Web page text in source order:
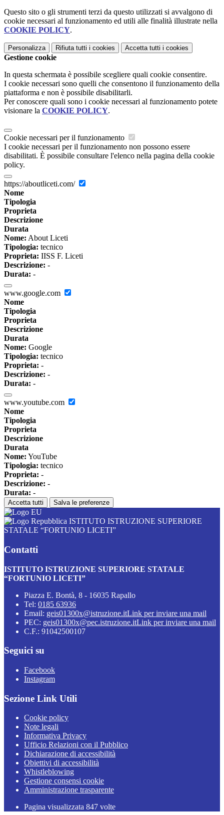
Questo sito o gli strumenti terzi da questo utilizzati si avvalgono di
cookie necessari al funzionamento ed utili alle finalità illustrate nella
COOKIE POLICY.
Personalizza Rifiuta tutti i cookies Accetta tutti i cookies
Gestione cookie
In questa schermata è possibile scegliere quali cookie consentire.
I cookie necessari sono quelli che consentono il funzionamento della
piattaforma e non è possibile disabilitarli.
Per conoscere quali sono i cookie necessari al funzionamento potete
visionare la COOKIE POLICY.
Cookie necessari per il funzionamento
I cookie necessari per il funzionamento non possono essere
disabilitati. È possibile consultare l'elenco nella pagina della cookie
policy.
https://aboutliceti.com/
Nome
Tipologia
Proprieta
Descrizione
Durata
Nome: About Liceti
Tipologia: tecnico
Proprieta: IISS F. Liceti
Descrizione: -
Durata: -
www.google.com
Nome
Tipologia
Proprieta
Descrizione
Durata
Nome: Google
Tipologia: tecnico
Proprieta: -
Descrizione: -
Durata: -
www.youtube.com
Nome
Tipologia
Proprieta
Descrizione
Durata
Nome: YouTube
Tipologia: tecnico
Proprieta: -
Descrizione: -
Durata: -
Accetta tutti Salva le preferenze
ISTITUTO ISTRUZIONE SUPERIORE
STATALE “FORTUNIO LICETI”
Contatti
ISTITUTO ISTRUZIONE SUPERIORE STATALE
“FORTUNIO LICETI”
Piazza E. Bontà, 8 - 16035 Rapallo
Tel: 0185 63936
Email: geis01300x@istruzione.itLink per inviare una mail
PEC: geis01300x@pec.istruzione.itLink per inviare una mail
C.F.: 91042500107
Seguici su
Facebook
Instagram
Sezione Link Utili
Cookie policy
Note legali
Informativa Privacy
Ufficio Relazioni con il Pubblico
Dichiarazione di accessibilità
Obiettivi di accessibilità
Whistleblowing
Gestione consensi cookie
Amministrazione trasparente
Pagina visualizzata 847 volte